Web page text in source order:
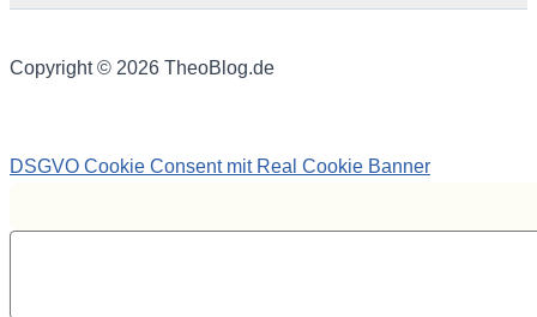
Copyright © 2026 TheoBlog.de
DSGVO Cookie Consent mit Real Cookie Banner